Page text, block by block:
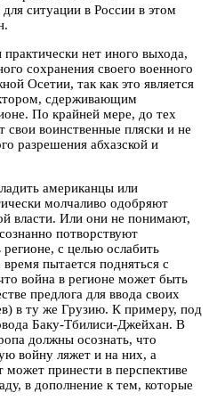
ситуации в России в этом
нет иного выхода,
сохранения своего военного
Осетии, так как это является
сдерживающим
По крайней мере, до тех
свои воинственные пляски и не
разрешения абхазской и
американцы или
молчаливо одобряют
власти. Или они не понимают,
потворствуют
с целью ослабить
пытается подняться с
война в регионе может быть
предлога для ввода своих
в ту же Грузию. К примеру, под
Баку-Тбилиси-Джейхан. В
должны осознать, что
войну ляжет и на них, а
может принести в перспективе
в дополнение к тем, которые